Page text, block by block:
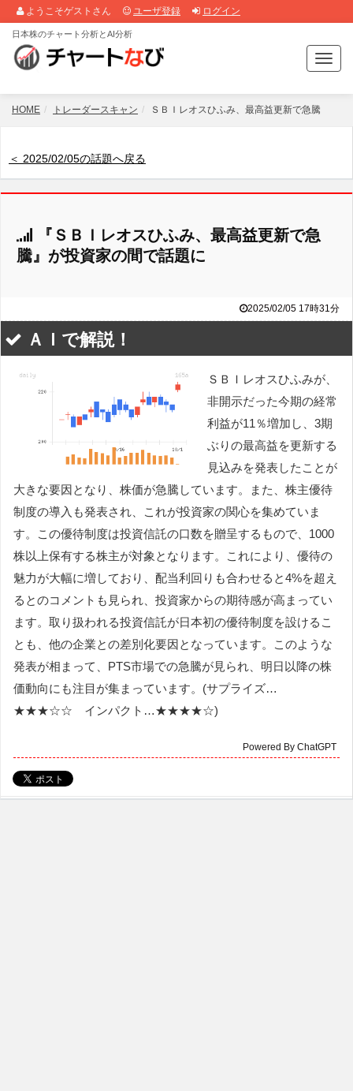
ようこそゲストさん ユーザ登録 ログイン
T
o
g
日本株のチャート分析とAI分析
HOME トレーダースキャン ＳＢＩレオスひふみ、最高益更新で急騰
＜ 2025/02/05の話題へ戻る
『ＳＢＩレオスひふみ、最高益更新で急
騰』が投資家の間で話題に
2025/02/05 17時31分
ＡＩで解説！
ＳＢＩレオスひふみが、
非開示だった今期の経常
利益が11％増加し、3期
ぶりの最高益を更新する
見込みを発表したことが
大きな要因となり、株価が急騰しています。また、株主優待
制度の導入も発表され、これが投資家の関心を集めていま
す。この優待制度は投資信託の口数を贈呈するもので、1000
株以上保有する株主が対象となります。これにより、優待の
魅力が大幅に増しており、配当利回りも合わせると4%を超え
るとのコメントも見られ、投資家からの期待感が高まってい
ます。取り扱われる投資信託が日本初の優待制度を設けるこ
とも、他の企業との差別化要因となっています。このような
発表が相まって、PTS市場での急騰が見られ、明日以降の株
価動向にも注目が集まっています。(サプライズ…
★★★☆☆ インパクト…★★★★☆)
Powered By ChatGPT